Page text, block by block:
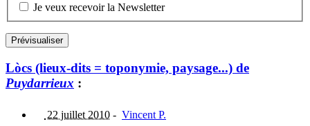
Je veux recevoir la Newsletter
Lòcs (lieux-dits = toponymie, paysage...) de
Puydarrieux :
22 juillet 2010 - Vincent P.